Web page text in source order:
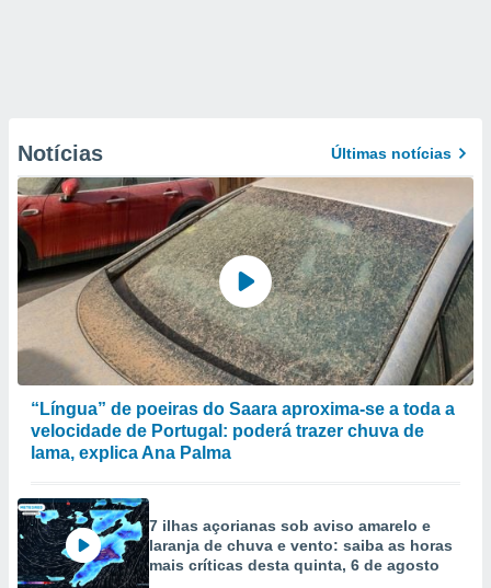
Notícias Últimas notícias
“Língua” de poeiras do Saara aproxima-se a toda a
velocidade de Portugal: poderá trazer chuva de
lama, explica Ana Palma
7 ilhas açorianas sob aviso amarelo e
laranja de chuva e vento: saiba as horas
mais críticas desta quinta, 6 de agosto